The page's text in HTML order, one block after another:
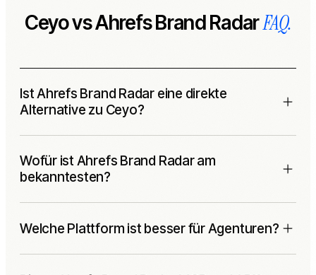
Ceyo vs Ahrefs Brand RadarFAQ.
Ist Ahrefs Brand Radar eine direkte
Alternative zu Ceyo?
Research-Ebene im Ahrefs-Ökosystem. Ceyo ist ein
dedizierter Workflow für Monitoring, Empfehlungen,
Wofür ist Ahrefs Brand Radar am
bekanntesten?
Erwähnungen, Zitate, AI Share of Voice,
Welche Plattform ist besser für Agenturen?